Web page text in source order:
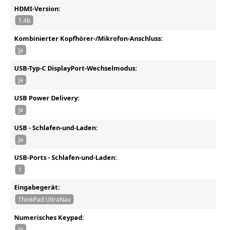
HDMI-Version:
1.4b
Kombinierter Kopfhörer-/Mikrofon-Anschluss:
Ja
USB-Typ-C DisplayPort-Wechselmodus:
Ja
USB Power Delivery:
Ja
USB - Schlafen-und-Laden:
Ja
USB-Ports - Schlafen-und-Laden:
1
Eingabegerät:
ThinkPad UltraNav
Numerisches Keypad: